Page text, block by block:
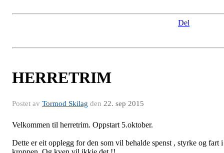
Det blir klubbkveld søndag 1.nov kl 18 i Barhaug. Utdeling av
medaljer, diplomer , Trekning av gavekort både fra Dølakarusellen
Har sjeldan sett så fine haustfarger som på turen for å ta ned kasser.